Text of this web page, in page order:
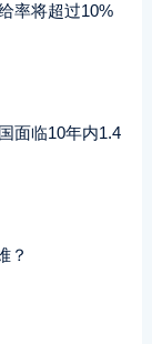
率将超过10%
面临10年内1.4
？